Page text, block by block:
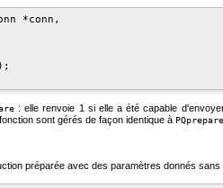
*conn,
: elle renvoie 1 si elle a été capable
sont gérés de façon identique à PQprepare
préparée avec des paramètres donnés sans